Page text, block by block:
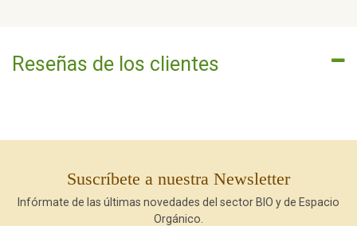
Reseñas de los clientes
Suscríbete a nuestra Newsletter
Infórmate de las últimas novedades del sector BIO y de Espacio
Orgánico.